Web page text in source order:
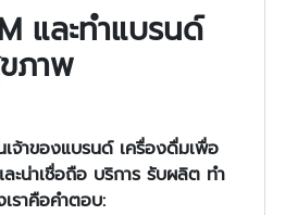
และทำแบรนด์
ภาพ
จ้าของแบรนด์ เครื่องดื่มเพื่อ
น่าเชื่อถือ บริการ รับผลิต ทำ
ราคือคำตอบ: